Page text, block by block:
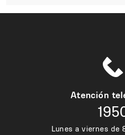
Atención
Lunes a viernes de